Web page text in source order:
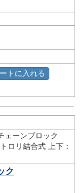
トに入れる
ェーンブロック
ロリ結合式 上下：
ク